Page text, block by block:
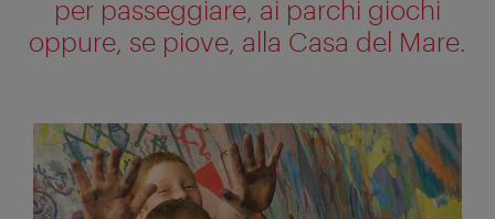
per passeggiare, ai parchi giochi
oppure, se piove, alla Casa del Mare.